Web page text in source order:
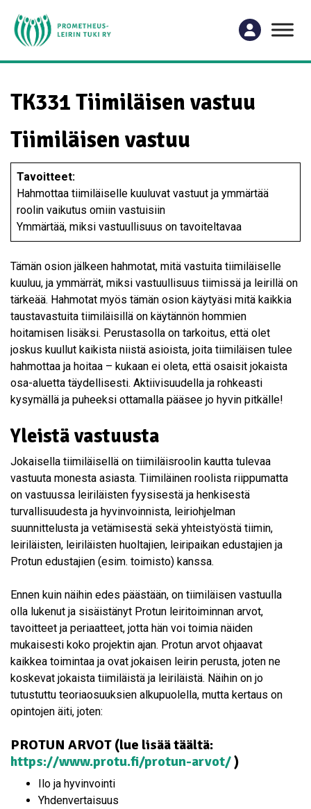
TK331 Tiimiläisen vastuu
Tiimiläisen vastuu
Tavoitteet:
Hahmottaa tiimiläiselle kuuluvat vastuut ja ymmärtää
roolin vaikutus omiin vastuisiin
Ymmärtää, miksi vastuullisuus on tavoiteltavaa
Tämän osion jälkeen hahmotat, mitä vastuita tiimiläiselle
kuuluu, ja ymmärrät, miksi vastuullisuus tiimissä ja leirillä on
tärkeää. Hahmotat myös tämän osion käytyäsi mitä kaikkia
taustavastuita tiimiläisillä on käytännön hommien
hoitamisen lisäksi. Perustasolla on tarkoitus, että olet
joskus kuullut kaikista niistä asioista, joita tiimiläisen tulee
hahmottaa ja hoitaa – kukaan ei oleta, että osaisit jokaista
osa-aluetta täydellisesti. Aktiivisuudella ja rohkeasti
kysymällä ja puheeksi ottamalla pääsee jo hyvin pitkälle!
Yleistä vastuusta
Jokaisella tiimiläisellä on tiimiläisroolin kautta tulevaa
vastuuta monesta asiasta. Tiimiläinen roolista riippumatta
on vastuussa leiriläisten fyysisestä ja henkisestä
turvallisuudesta ja hyvinvoinnista, leiriohjelman
suunnittelusta ja vetämisestä sekä yhteistyöstä tiimin,
leiriläisten, leiriläisten huoltajien, leiripaikan edustajien ja
Protun edustajien (esim. toimisto) kanssa.
Ennen kuin näihin edes päästään, on tiimiläisen vastuulla
olla lukenut ja sisäistänyt Protun leiritoiminnan arvot,
tavoitteet ja periaatteet, jotta hän voi toimia näiden
mukaisesti koko projektin ajan. Protun arvot ohjaavat
kaikkea toimintaa ja ovat jokaisen leirin perusta, joten ne
koskevat jokaista tiimiläistä ja leiriläistä. Näihin on jo
tutustuttu teoriaosuuksien alkupuolella, mutta kertaus on
opintojen äiti, joten:
PROTUN ARVOT (lue lisää täältä:
https://www.protu.fi/protun-arvot/)
Ilo ja hyvinvointi
Yhdenvertaisuus